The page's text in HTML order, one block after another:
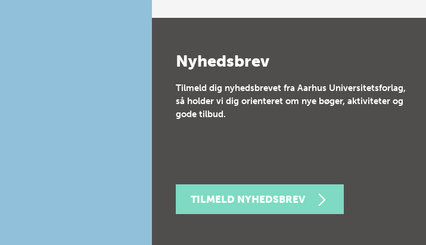
Nyhedsbrev
Tilmeld dig nyhedsbrevet fra Aarhus Universitetsforlag,
så holder vi dig orienteret om nye bøger, aktiviteter og
gode tilbud.
TILMELD NYHEDSBREV